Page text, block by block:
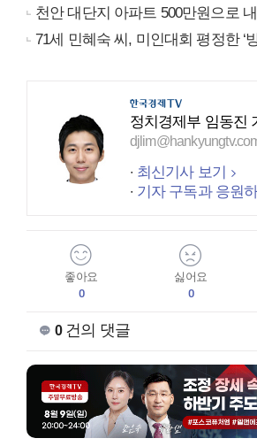
천안 대단지 아파트 500만원으로
71세 민혜숙 씨, 미인대회 평정한 ‘
정치경제부 임동진
최신기사 보기
기자 구독과 응원하
좋아요
0
싫어요
0
0건의 댓글